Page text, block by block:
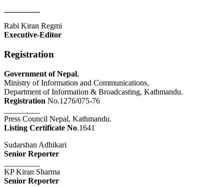
Rabi Kiran Regmi
Executive-Editor
Registration
Government of Nepal,
Ministry of Information and Communications,
Department of Information & Broadcasting, Kathmandu.
Registration No.1276/075-76
Press Council Nepal, Kathmandu.
Listing Certificate No.1641
Sudarshan Adhikari
Senior Reporter
KP Kiran Sharma
Senior Reporter